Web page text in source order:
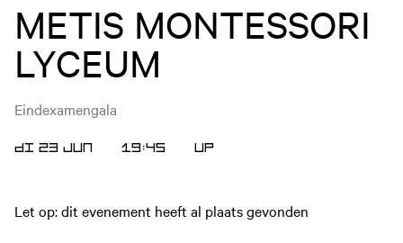
METIS MONTESSORI
LYCEUM
Eindexamengala
DI 23 JUN 19:45 UP
Let op: dit evenement heeft al plaats gevonden